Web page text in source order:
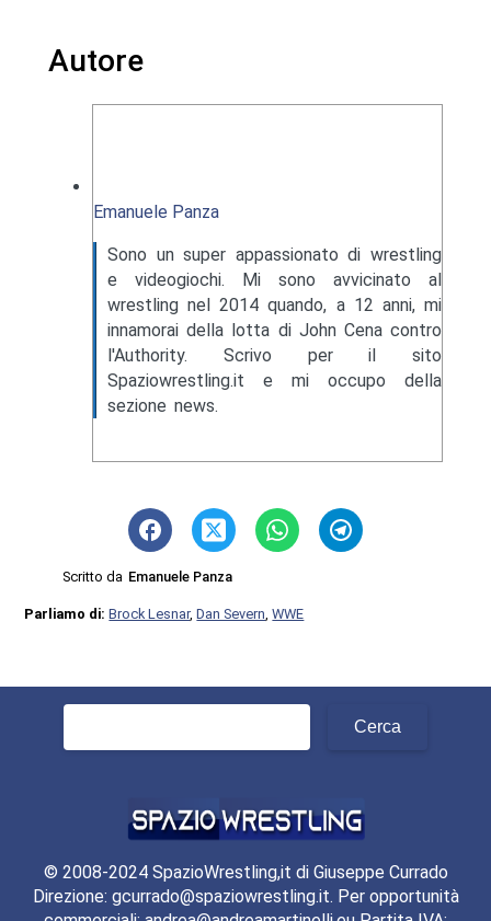
Autore
Emanuele Panza
Sono un super appassionato di wrestling
e videogiochi. Mi sono avvicinato al
wrestling nel 2014 quando, a 12 anni, mi
innamorai della lotta di John Cena contro
l'Authority. Scrivo per il sito
Spaziowrestling.it e mi occupo della
sezione news.
Scritto da Emanuele Panza
Parliamo di:Brock Lesnar,Dan Severn,WWE
Ricerca
© 2008-2024 SpazioWrestling,it di Giuseppe Currado
Direzione: gcurrado@spaziowrestling.it. Per opportunità